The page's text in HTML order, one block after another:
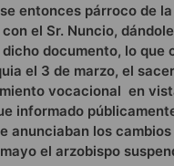
entonces párroco de
el Sr. Nuncio,
documento, lo que
el 3 de marzo, el
vocacional en
informado
anunciaban los
el arzobispo